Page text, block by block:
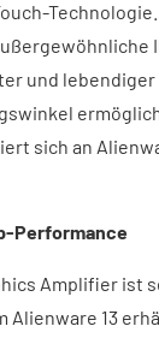
und lebendiger
sich an
Performance
Amplifier ist
Alienware 13